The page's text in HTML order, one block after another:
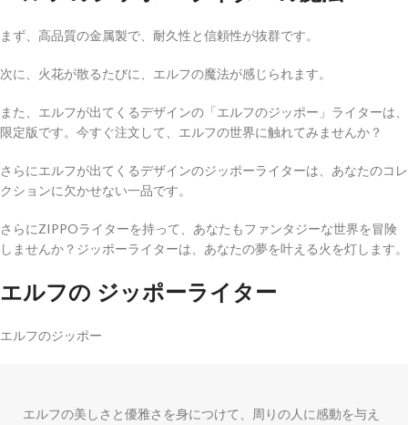
まず、高品質の金属製で、耐久性と信頼性が抜群です。
次に、火花が散るたびに、エルフの魔法が感じられます。
また、エルフが出てくるデザインの「エルフのジッポー」ライターは、
限定版です。今すぐ注文して、エルフの世界に触れてみませんか？
さらにエルフが出てくるデザインのジッポーライターは、あなたのコレ
クションに欠かせない一品です。
さらにZIPPOライターを持って、あなたもファンタジーな世界を冒険
しませんか？ジッポーライターは、あなたの夢を叶える火を灯します。
エルフの ジッポーライター
エルフのジッポー
エルフの美しさと優雅さを身につけて、周りの人に感動を与え